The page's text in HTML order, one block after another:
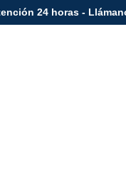
24 horas -